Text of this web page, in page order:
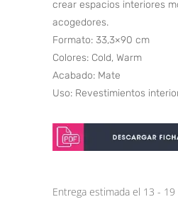
crear espacios interiores
acogedores.
Formato: 33,3×90 cm
Colores: Cold, Warm
Acabado: Mate
Uso: Revestimientos
Entrega estimada el 13 -